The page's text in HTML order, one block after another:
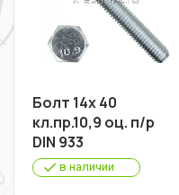
Болт 14х 40
кл.пр.10,9 оц. п/р
DIN 933
в наличии